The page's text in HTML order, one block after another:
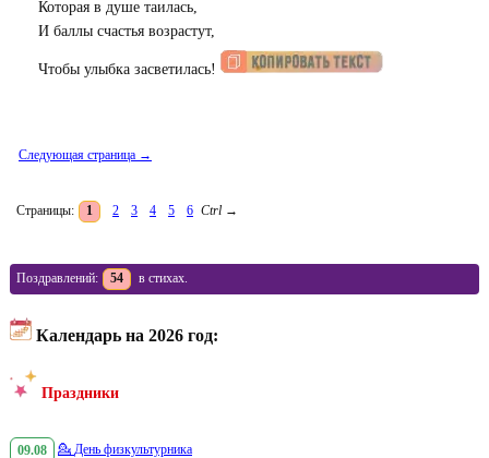
Которая в душе таилась,
И баллы счастья возрастут,
Чтобы улыбка засветилась!
Следующая страница →
Страницы: 1 2 3 4 5 6 Ctrl →
Поздравлений: 54 в стихах.
Календарь на 2026 год:
Праздники
09.08 💁 День физкультурника